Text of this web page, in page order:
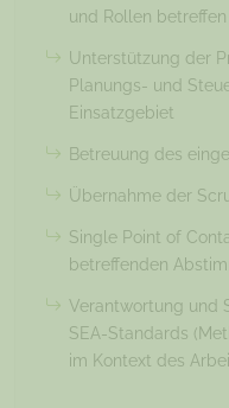
und Rollen betreffen
Unterstützung der
Planungs- und
Einsatzgebiet
Betreuung des
Übernahme der
Single Point of
betreffenden
Verantwortung und
SEA-Standards
im Kontext des